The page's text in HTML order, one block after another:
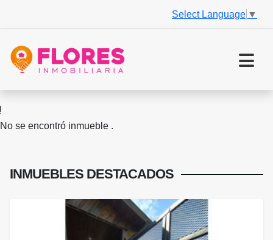
Select Language ▼
No se encontró inmueble .
INMUEBLES DESTACADOS